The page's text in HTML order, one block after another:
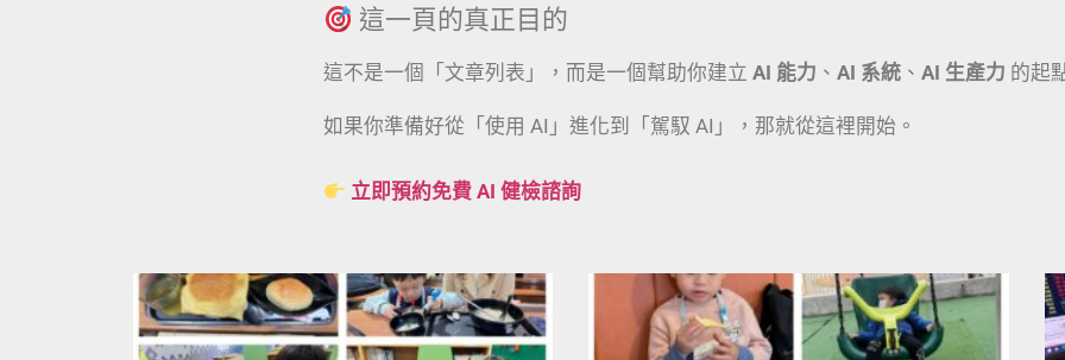
這一頁的真正目的
這不是一個「文章列表」，而是一個幫助你建立 AI 能力 、 AI 系統 、 AI 生產力 的起
如果你準備好從「使用 AI」進化到「駕馭 AI」，那就從這裡開始。
立即預約免費 AI 健檢諮詢